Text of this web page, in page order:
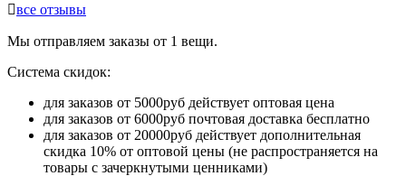
все отзывы
Мы отправляем заказы от 1 вещи.
Система скидок:
для заказов от 5000руб действует оптовая цена
для заказов от 6000руб почтовая доставка бесплатно
для заказов от 20000руб действует дополнительная
скидка 10% от оптовой цены (не распространяется на
товары с зачеркнутыми ценниками)